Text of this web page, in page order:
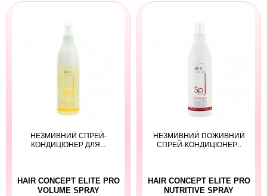
НЕЗМИВНИЙ СПРЕЙ-
КОНДИЦІОНЕР ДЛЯ...
HAIR CONCEPT ELITE PRO
VOLUME SPRAY
НЕЗМИВНИЙ ПОЖИВНИЙ
СПРЕЙ-КОНДИЦІОНЕР...
HAIR CONCEPT ELITE PRO
NUTRITIVE SPRAY